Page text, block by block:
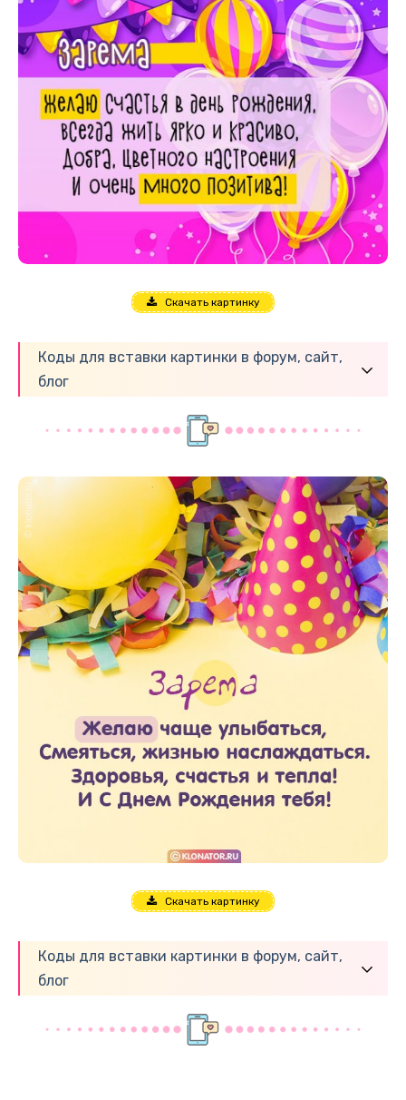
Скачать картинку
Коды для вставки картинки в форум, сайт,
блог
Скачать картинку
Коды для вставки картинки в форум, сайт,
блог